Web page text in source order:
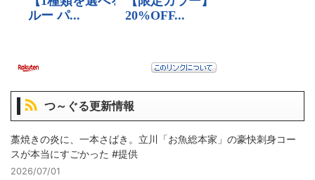
つ～ぐる更新情報
藁焼きの炎に、一本さばき。立川「お魚総本家」の豪快刺身コー
スが本当にすごかった #提供
2026/07/01